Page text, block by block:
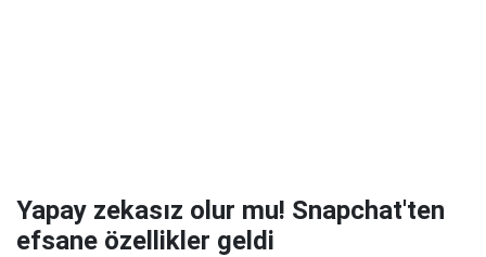
Yapay zekasız olur mu! Snapchat'ten
efsane özellikler geldi